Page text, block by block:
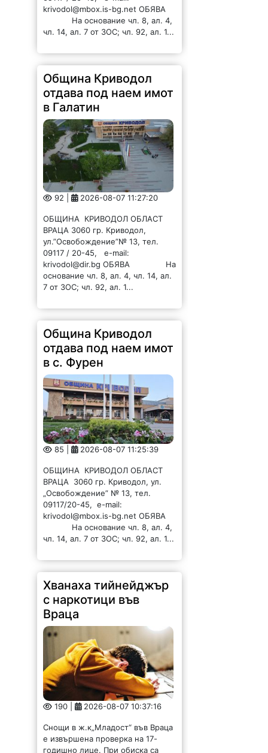
ОБЩИНА КРИВОДОЛ ОБЛАСТ
ВРАЦА 3060 гр. Криводол,
ул.”Освобождение”№ 13, тел.
krivodol@dir.bg ОБЯВА На
основание чл. 8, ал. 4, чл. 14, ал.
7 от ЗОС; чл. 92, ал. 1...
Община Криводол
в с. Фурен
ОБЩИНА КРИВОДОЛ ОБЛАСТ
ВРАЦА 3060 гр. Криводол, ул.
„Освобождение” № 13, тел.
09117/20-45, e-mail:
krivodol@mbox.is-bg.net ОБЯВА
На основание чл. 8, ал. 4,
чл. 14, ал. 7 от ЗОС; чл. 92, ал. 1...
Хванаха тийнейджър
Враца
Снощи в ж.к„Младост“ във Враца
е извършена проверка на 17-
годишно лице. При обиска са
открити две шишета съдържащи
синтетичен наркотик и 5 vev
капсули с наркотичната течност.
При последвало претърсване...
ВиК-Враца с
авария